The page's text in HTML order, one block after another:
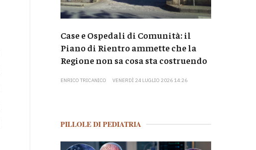
Case e Ospedali di Comunità: il
Piano di Rientro ammette che la
Regione non sa cosa sta costruendo
ENRICO TRICANICO VENERDÌ 24 LUGLIO 2026 14:26
PILLOLE DI PEDIATRIA